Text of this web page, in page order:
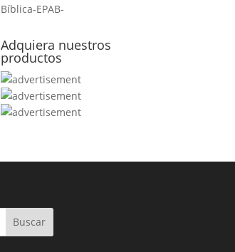
Bíblica-EPAB-
Adquiera nuestros
productos